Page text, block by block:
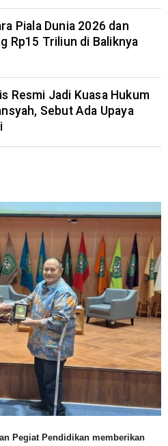
Piala Dunia 2026 dan
Rp15 Triliun di Baliknya
Resmi Jadi Kuasa Hukum
Sebut Ada Upaya
Pegiat Pendidikan memberikan